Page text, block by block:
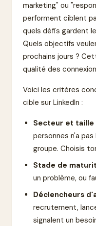
marketing" ou
performent ciblent
quels défis gardent
Quels objectifs
prochains jours ?
qualité des
Voici les critères
cible sur LinkedIn :
Secteur et
personnes n'a
groupe. Choisis
Stade de
un problème, ou
Déclencheurs
recrutement,
signalent un